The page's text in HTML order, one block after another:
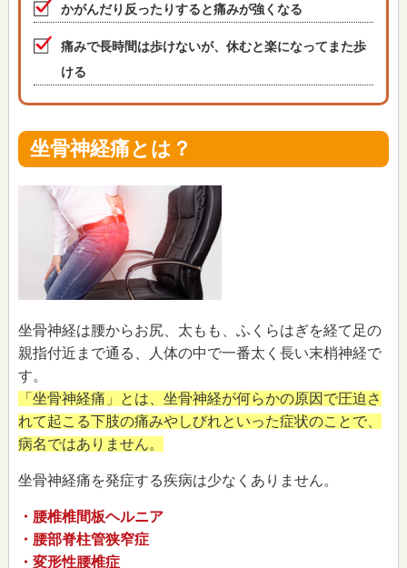
かがんだり反ったりすると痛みが強くなる
痛みで長時間は歩けないが、休むと楽になってまた歩
ける
坐骨神経痛とは？
坐骨神経は腰からお尻、太もも、ふくらはぎを経て足の
親指付近まで通る、人体の中で一番太く長い末梢神経で
す。
「坐骨神経痛」とは、坐骨神経が何らかの原因で圧迫さ
れて起こる下肢の痛みやしびれといった症状のことで、
病名ではありません。
坐骨神経痛を発症する疾病は少なくありません。
・腰椎椎間板ヘルニア
・腰部脊柱管狭窄症
・変形性腰椎症